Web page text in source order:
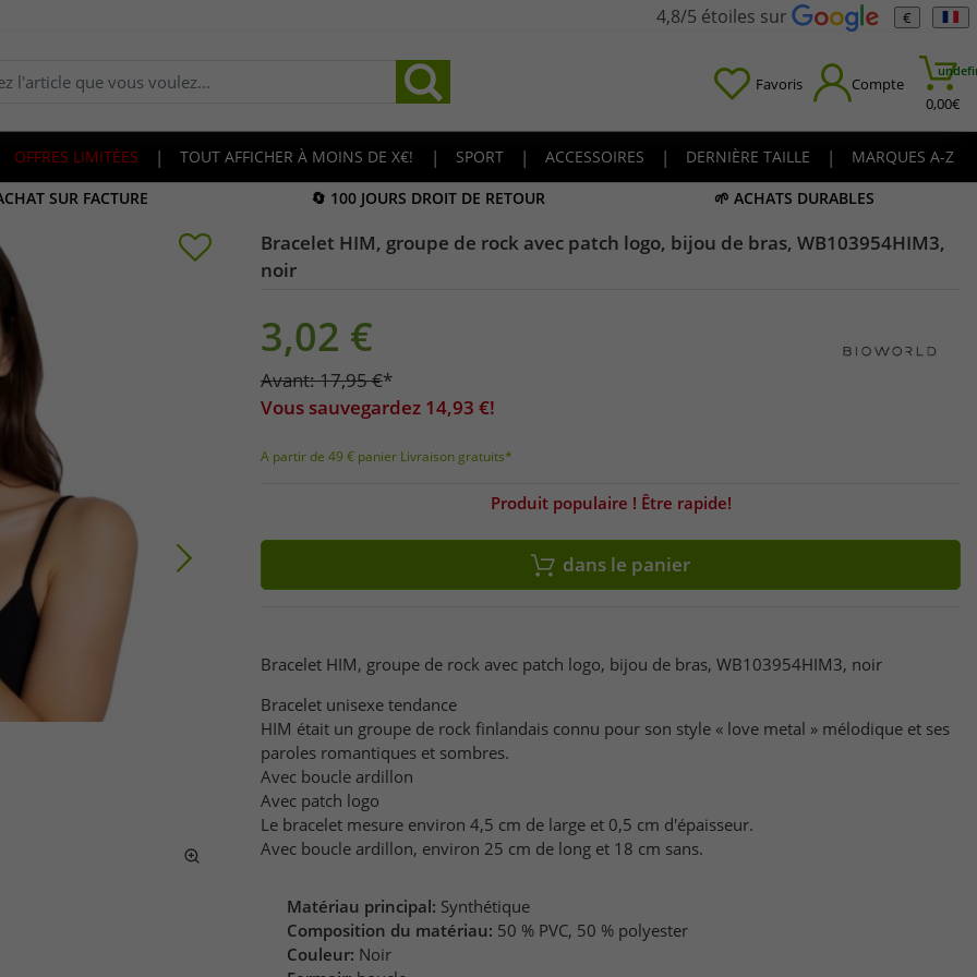
4,8/5 étoiles sur €
Favoris Compte
0,00€
OFFRES LIMITÉES | TOUT AFFICHER À MOINS DE X€! | SPORT | ACCESSOIRES | DERNIÈRE TAILLE |
MARQUES A-Z
SUR FACTURE
🔄 100 JOURS DROIT DE RETOUR 🌱 ACHATS DURABLES
Bracelet HIM, groupe de rock avec patch logo, bijou de bras, WB103954HIM3,
noir
3,02 €
Avant:17,95€*
Vous sauvegardez 14,93 €!
A partir de 49 € panier Livraison gratuits*
Produit populaire ! Être rapide!
dans le panier
Bracelet HIM, groupe de rock avec patch logo, bijou de bras, WB103954HIM3, noir
Bracelet unisexe tendance
HIM était un groupe de rock finlandais connu pour son style « love metal » mélodique et ses
paroles romantiques et sombres.
Avec boucle ardillon
Avec patch logo
Le bracelet mesure environ 4,5 cm de large et 0,5 cm d'épaisseur.
Avec boucle ardillon, environ 25 cm de long et 18 cm sans.
Matériau principal: Synthétique
Composition du matériau: 50 % PVC, 50 % polyester
Couleur: Noir